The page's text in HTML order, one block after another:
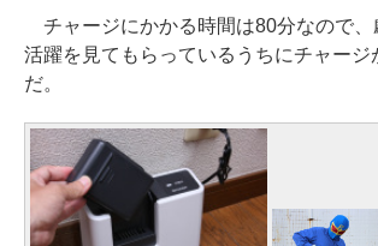
チャージにかかる時間は80分なので、
活躍を見てもらっているうちにチャージ
だ。